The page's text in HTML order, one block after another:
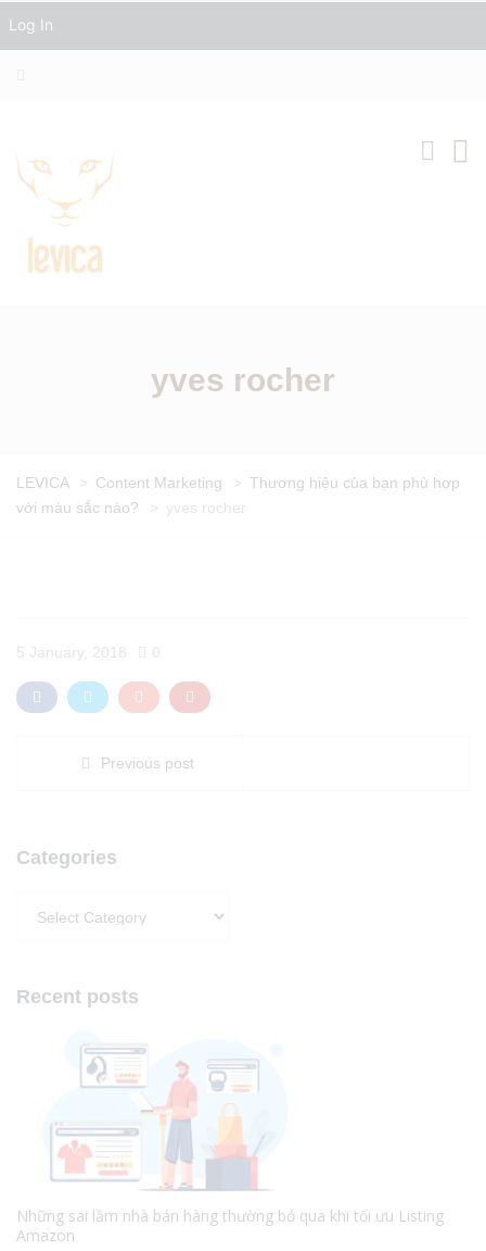
yves rocher
LEVICA > Content Marketing > Thương hiệu của bạn phù hợp
với màu sắc nào?
> yves rocher
5 January, 2018 0
Previous post
Categories
Recent posts
Những sai lầm nhà bán hàng thường bỏ qua khi tối ưu Listing
Amazon
Log In